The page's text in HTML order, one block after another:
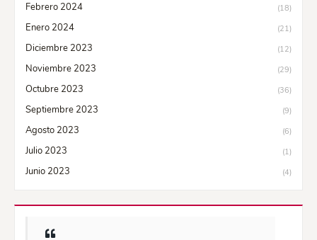
Febrero 2024 (18)
Enero 2024 (21)
Diciembre 2023 (12)
Noviembre 2023 (29)
Octubre 2023 (36)
Septiembre 2023 (9)
Agosto 2023 (6)
Julio 2023 (1)
Junio 2023 (4)